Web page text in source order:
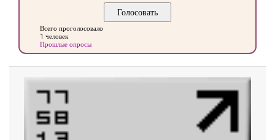
Всего проголосовало
1 человек
Прошлые опросы